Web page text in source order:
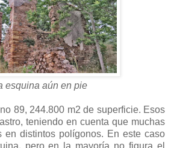
esquina aún en pie
89, 244.800 m2 de superficie. Esos
teniendo en cuenta que muchas
en distintos polígonos. En este caso
pero en la mayoría no figura el